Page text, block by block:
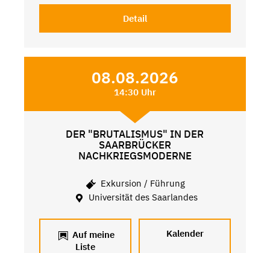
Detail
08.08.2026
14:30 Uhr
DER "BRUTALISMUS" IN DER
SAARBRÜCKER
NACHKRIEGSMODERNE
Exkursion / Führung
Universität des Saarlandes
Auf meine
Liste
Kalender